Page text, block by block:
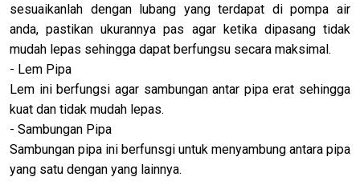
sesuaikanlah dengan lubang yang terdapat di pompa air
anda, pastikan ukurannya pas agar ketika dipasang tidak
mudah lepas sehingga dapat berfungsu secara maksimal.
- Lem Pipa
Lem ini berfungsi agar sambungan antar pipa erat sehingga
kuat dan tidak mudah lepas.
- Sambungan Pipa
Sambungan pipa ini berfunsgi untuk menyambung antara pipa
yang satu dengan yang lainnya.